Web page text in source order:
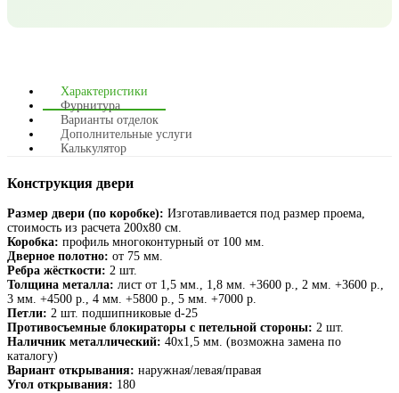
Характеристики
Фурнитура
Варианты отделок
Дополнительные услуги
Калькулятор
Конструкция двери
Размер двери (по коробке): Изготавливается под размер проема,
стоимость из расчета 200х80 см.
Коробка: профиль многоконтурный от 100 мм.
Дверное полотно: от 75 мм.
Ребра жёсткости: 2 шт.
Толщина металла: лист от 1,5 мм., 1,8 мм. +3600 р., 2 мм. +3600 р.,
3 мм. +4500 р., 4 мм. +5800 р., 5 мм. +7000 р.
Петли: 2 шт. подшипниковые d-25
Противосъемные блокираторы с петельной стороны: 2 шт.
Наличник металлический: 40х1,5 мм. (возможна замена по
каталогу)
Вариант открывания: наружная/левая/правая
Угол открывания: 180